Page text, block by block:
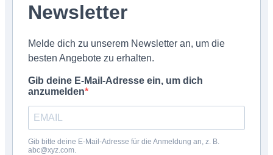
Newsletter
Melde dich zu unserem Newsletter an, um die
besten Angebote zu erhalten.
Gib deine E-Mail-Adresse ein, um dich
anzumelden
Gib bitte deine E-Mail-Adresse für die Anmeldung an, z. B.
abc@xyz.com.